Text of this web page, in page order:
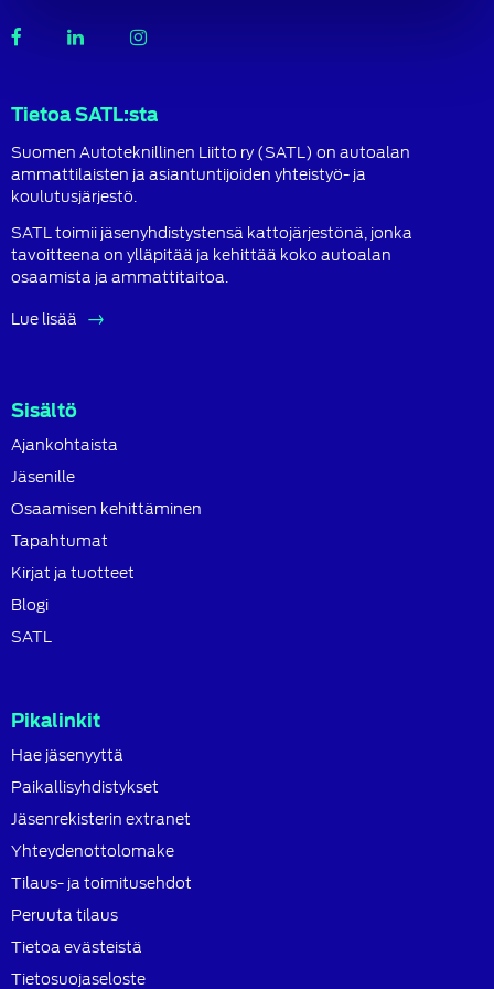
SATL
SATL
Tietoa SATL:sta
Suomen Autoteknillinen Liitto ry (SATL) on autoalan
ammattilaisten ja asiantuntijoiden yhteistyö- ja
koulutusjärjestö.
SATL toimii jäsenyhdistystensä kattojärjestönä, jonka
tavoitteena on ylläpitää ja kehittää koko autoalan
osaamista ja ammattitaitoa.
Lue lisää
Sisältö
Ajankohtaista
Jäsenille
Osaamisen kehittäminen
Tapahtumat
Kirjat ja tuotteet
Blogi
SATL
Pikalinkit
Hae jäsenyyttä
Paikallisyhdistykset
Jäsenrekisterin extranet
Yhteydenottolomake
Tilaus- ja toimitusehdot
Peruuta tilaus
Tietoa evästeistä
Tietosuojaseloste